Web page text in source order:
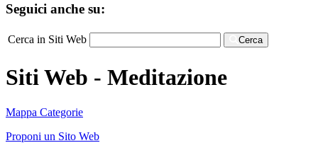
Seguici anche su:
Cerca in Siti Web Cerca
Siti Web - Meditazione
Mappa Categorie
Proponi un Sito Web